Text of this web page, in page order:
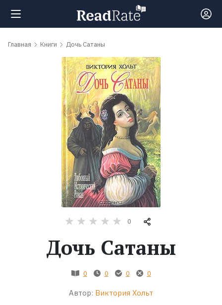
Поиск
обсуждаемые
Экранизации
Главная Книги Дочь Сатаны
0
Дочь Сатаны
0 0 0 0
Автор: Виктория Хольт